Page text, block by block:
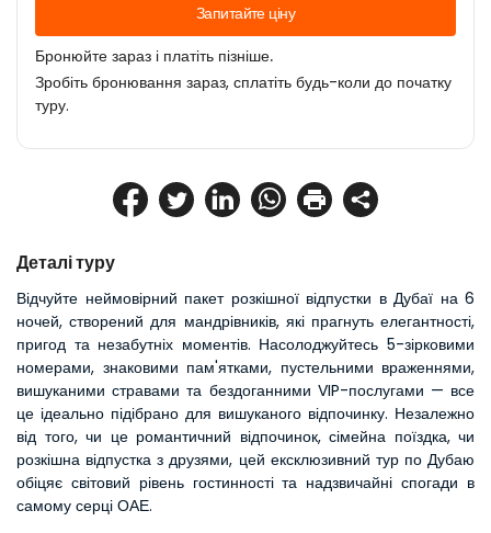
Деталі туру
Відчуйте неймовірний пакет розкішної відпустки в Дубаї на 6
ночей, створений для мандрівників, які прагнуть елегантності,
пригод та незабутніх моментів. Насолоджуйтесь 5-зірковими
номерами, знаковими пам'ятками, пустельними враженнями,
вишуканими стравами та бездоганними VIP-послугами — все
це ідеально підібрано для вишуканого відпочинку. Незалежно
від того, чи це романтичний відпочинок, сімейна поїздка, чи
розкішна відпустка з друзями, цей ексклюзивний тур по Дубаю
обіцяє світовий рівень гостинності та надзвичайні спогади в
самому серці ОАЕ.
Запитайте ціну
Бронюйте зараз і платіть пізніше.
Зробіть бронювання зараз, сплатіть будь-коли до початку
туру.